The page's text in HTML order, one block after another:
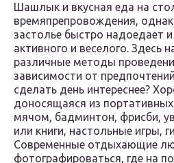
Шашлык и вкусная еда на
времяпрепровождения,
застолье быстро надоедает
активного и веселого. Здесь
различные методы
зависимости от
сделать день интереснее?
доносящаяся из
мячом, бадминтон, фрисби,
или книги, настольные игры,
Современные отдыхающие
фотографироваться, где на